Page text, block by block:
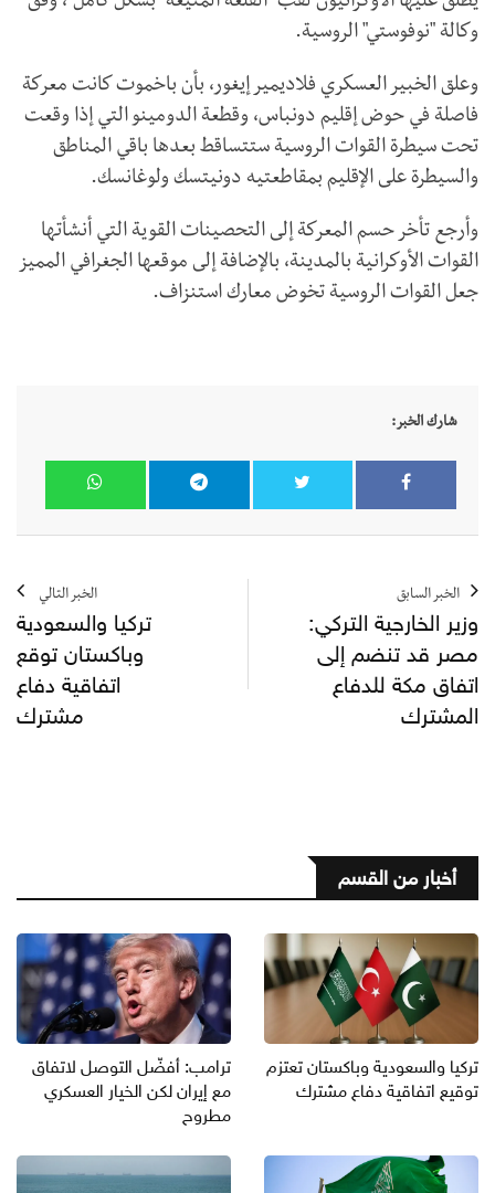
وكالة "نوفوستي" الروسية.
وعلق الخبير العسكري فلاديمير إيغور، بأن باخموت كانت معركة
فاصلة في حوض إقليم دونباس، وقطعة الدومينو التي إذا وقعت
تحت سيطرة القوات الروسية ستتساقط بعدها باقي المناطق
والسيطرة على الإقليم بمقاطعتيه دونيتسك ولوغانسك.
وأرجع تأخر حسم المعركة إلى التحصينات القوية التي أنشأتها
القوات الأوكرانية بالمدينة، بالإضافة إلى موقعها الجغرافي المميز
جعل القوات الروسية تخوض معارك استنزاف.
شارك الخبر:
الخبر السابق
وزير الخارجية التركي:
مصر قد تنضم إلى
اتفاق مكة للدفاع
المشترك
الخبر التالي
تركيا والسعودية
وباكستان توقع
اتفاقية دفاع
مشترك
أخبار من القسم
تركيا والسعودية وباكستان تعتزم
توقيع اتفاقية دفاع مشترك
ترامب: أفضّل التوصل لاتفاق
مع إيران لكن الخيار العسكري
مطروح